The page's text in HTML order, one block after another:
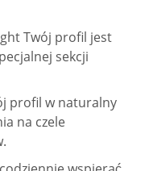
Twój profil jest
sekcji
profil w naturalny
na czele